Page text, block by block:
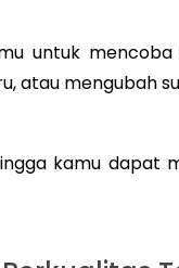
untuk
atau mengubah
kamu dapat